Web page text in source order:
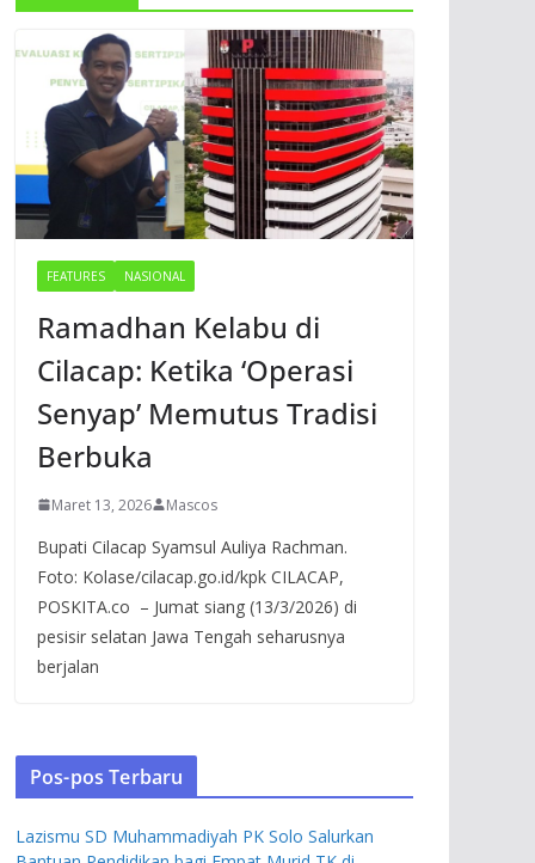
FEATURES NASIONAL
Ramadhan Kelabu di
Cilacap: Ketika ‘Operasi
Senyap’ Memutus Tradisi
Berbuka
Maret 13, 2026 Mascos
Bupati Cilacap Syamsul Auliya Rachman.
Foto: Kolase/cilacap.go.id/kpk CILACAP,
POSKITA.co – Jumat siang (13/3/2026) di
pesisir selatan Jawa Tengah seharusnya
berjalan
Pos-pos Terbaru
Lazismu SD Muhammadiyah PK Solo Salurkan